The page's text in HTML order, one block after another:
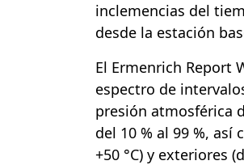
inclemencias del
desde la estación
El Ermenrich Report
espectro de
presión atmosférica
del 10 % al 99 %, así
+50 °C) y exteriores